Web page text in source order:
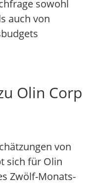
sowohl
auch von
Olin Corp
von
sich für Olin
Zwölf-Monats-